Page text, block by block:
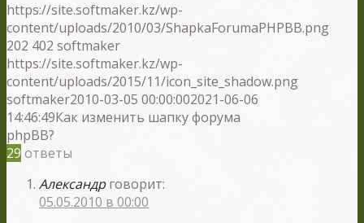
https://site.softmaker.kz/wp-
content/uploads/2010/03/ShapkaForumaPHPBB.png
202 402 softmaker
https://site.softmaker.kz/wp-
content/uploads/2015/11/icon_site_shadow.png
softmaker2010-03-05 00:00:002021-06-06
14:46:49Как изменить шапку форума
phpBB?
29 ответы
Александр говорит:
05.05.2010 в 00:00